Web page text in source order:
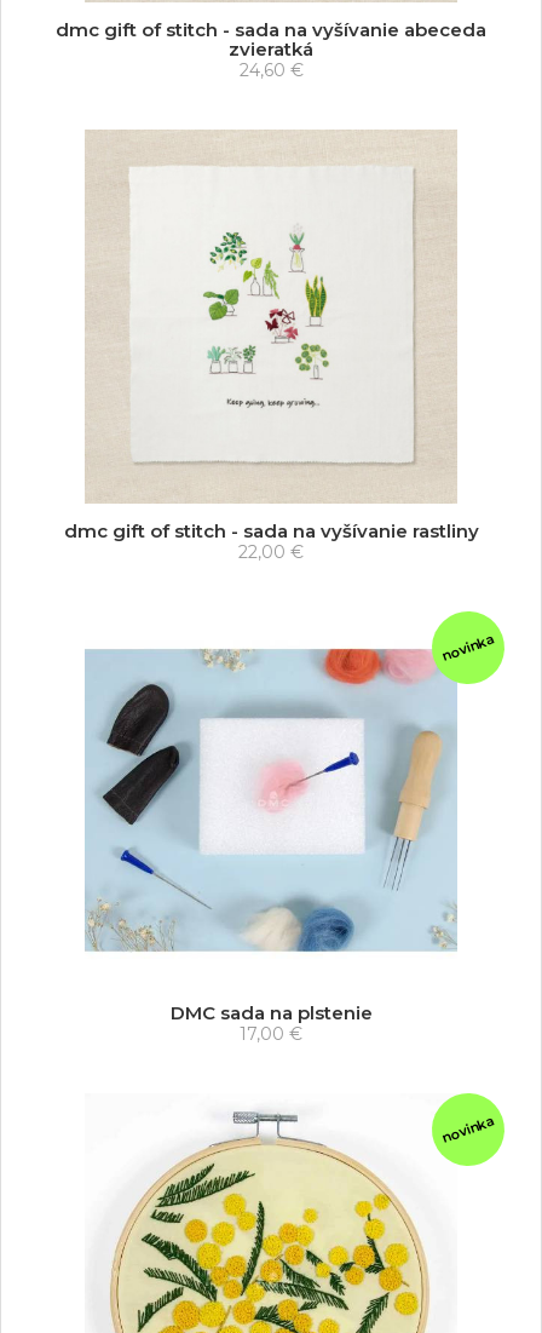
dmc gift of stitch - sada na vyšívanie abeceda
zvieratká
24,60 €
dmc gift of stitch - sada na vyšívanie rastliny
22,00 €
novinka
DMC sada na plstenie
17,00 €
novinka